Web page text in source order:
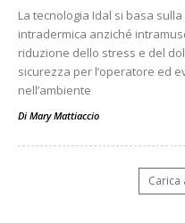
La tecnologia Idal si basa
intradermica anziché
riduzione dello stress e del
sicurezza per l’operatore ed
nell’ambiente
Di Mary Mattiaccio